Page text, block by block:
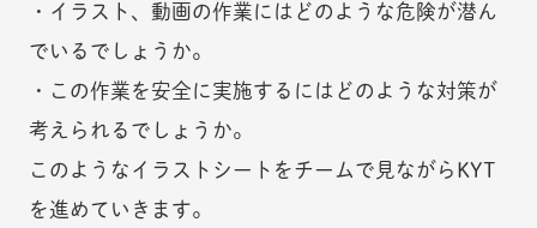
・イラスト、動画の作業にはどのような危険が潜ん
でいるでしょうか。
・この作業を安全に実施するにはどのような対策が
考えられるでしょうか。
このようなイラストシートをチームで見ながらKYT
を進めていきます。